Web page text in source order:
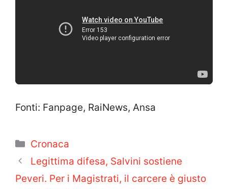
Fonti: Fanpage, RaiNews, Ansa
Categorie
Cronaca
Legittima difesa, Salvini sostiene
Peveri. Per i Magistrati, il carcere è giusto